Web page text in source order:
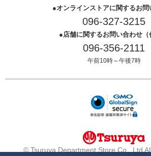
オンラインストアに関するお問
096-327-3215
店舗に関するお問い合わせ（
096-356-2111
午前10時～午後7時
© Tsuruya Department Store Co., Ltd